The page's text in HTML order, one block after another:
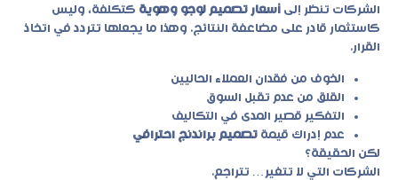
الشركات تنظر إلى أسعار تصميم لوجو وهوية كتكلفة، وليس
كاستثمار قادر على مضاعفة النتائج. وهذا ما يجعلها تتردد في اتخاذ
القرار.
الخوف من فقدان العملاء الحاليين
القلق من عدم تقبل السوق
التفكير قصير المدى في التكاليف
عدم إدراك قيمة تصميم براندنج احترافي
لكن الحقيقة؟
الشركات التي لا تتغير… تتراجع.